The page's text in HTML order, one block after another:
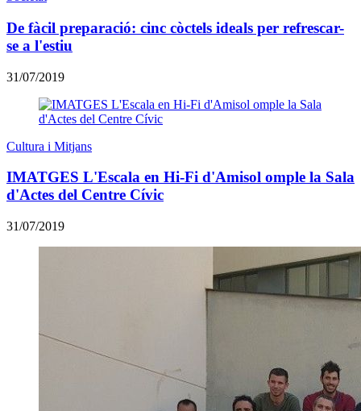
De fàcil preparació: cinc còctels ideals per refrescar-
se a l'estiu
31/07/2019
Cultura i Mitjans
IMATGES L'Escala en Hi-Fi d'Amisol omple la Sala
d'Actes del Centre Cívic
31/07/2019